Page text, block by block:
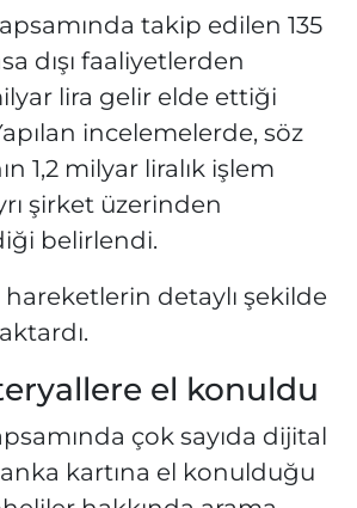
takip edilen 135
dışı faaliyetlerden
lira gelir elde ettiği
incelemelerde, söz
1,2 milyar liralık işlem
şirket üzerinden
belirlendi.
detaylı şekilde
el konuldu
çok sayıda dijital
kartına el konulduğu